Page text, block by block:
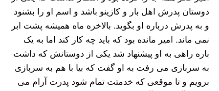
دوستان پدرش اهل بار و کازینو باشد و اسم او را بشنود
و به پدرش درباره او بگوید. بالاخره ماه همیشه پشت ابر
نمی ماند. امیر مانده بود که باید چه کار کند اما به یک
باره راهی به او پیشنهاد شد یکی از دوستانش که داشت
به سربازی می رفت به او گفت که بیا با هم به سربازی
برویم و تا موقعی که خدمتت تمام شود پدرت آرام می